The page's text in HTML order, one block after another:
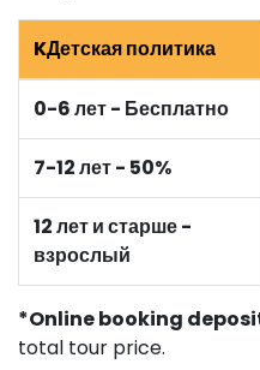
KДетская политика
0-6 лет - Бесплатно
7-12 лет - 50%
12 лет и старше -
взрослый
*Online booking
total tour price.